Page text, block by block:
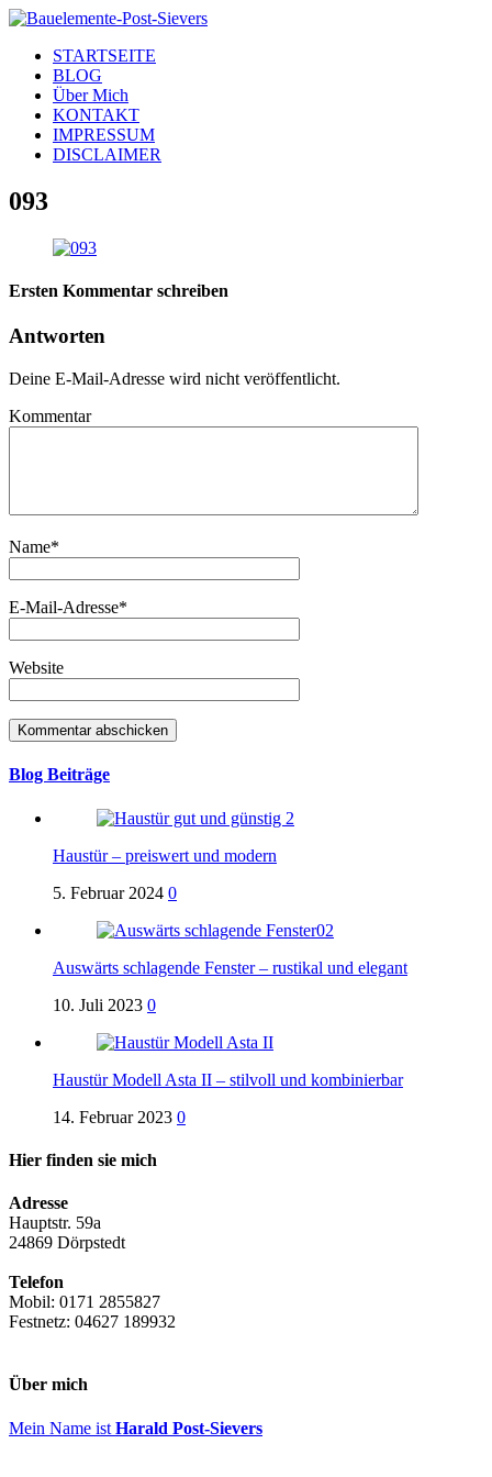
STARTSEITE
BLOG
Über Mich
KONTAKT
IMPRESSUM
DISCLAIMER
093
Ersten Kommentar schreiben
Antworten
Deine E-Mail-Adresse wird nicht veröffentlicht.
Kommentar
Name*
E-Mail-Adresse*
Website
Blog Beiträge
Haustür – preiswert und modern
5. Februar 2024 0
Auswärts schlagende Fenster – rustikal und elegant
10. Juli 2023 0
Haustür Modell Asta II – stilvoll und kombinierbar
14. Februar 2023 0
Hier finden sie mich
Adresse
Hauptstr. 59a
24869 Dörpstedt
Telefon
Mobil: 0171 2855827
Festnetz: 04627 189932
Über mich
Mein Name ist Harald Post-Sievers